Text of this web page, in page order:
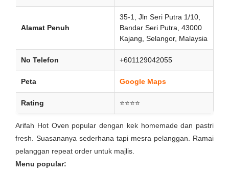
Alamat Penuh
35-1, Jln Seri Putra 1/10,
Bandar Seri Putra, 43000
Kajang, Selangor, Malaysia
No Telefon +601129042055
Peta Google Maps
Rating ⭐⭐⭐⭐
Arifah Hot Oven popular dengan kek homemade dan pastri
fresh. Suasananya sederhana tapi mesra pelanggan. Ramai
pelanggan repeat order untuk majlis.
Menu popular: